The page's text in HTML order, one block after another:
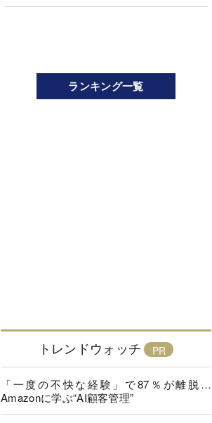
ランキング一覧
トレンドウォッチ
「一度の不快な経験」で87％が離脱…
Amazonに学ぶ“AI顧客管理”